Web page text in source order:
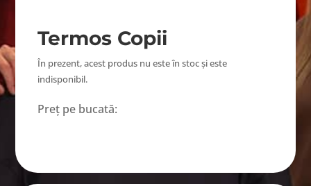
Termos Copii
În prezent, acest produs nu este în stoc și este
indisponibil.
Preț pe bucată: